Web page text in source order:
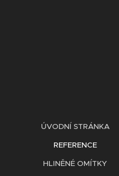
ÚVODNÍ STRÁNKA
REFERENCE
HLINĚNÉ OMÍTKY